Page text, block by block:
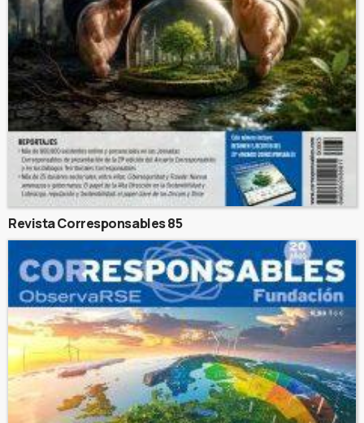
Revista Corresponsables 85